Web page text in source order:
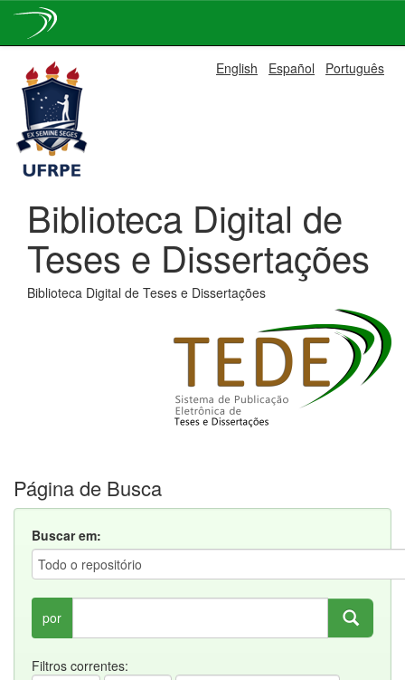
navigation
English Español Português
Biblioteca Digital de
Teses e Dissertações
Biblioteca Digital de Teses e Dissertações
Página de Busca
Buscar em:
por
Filtros correntes: